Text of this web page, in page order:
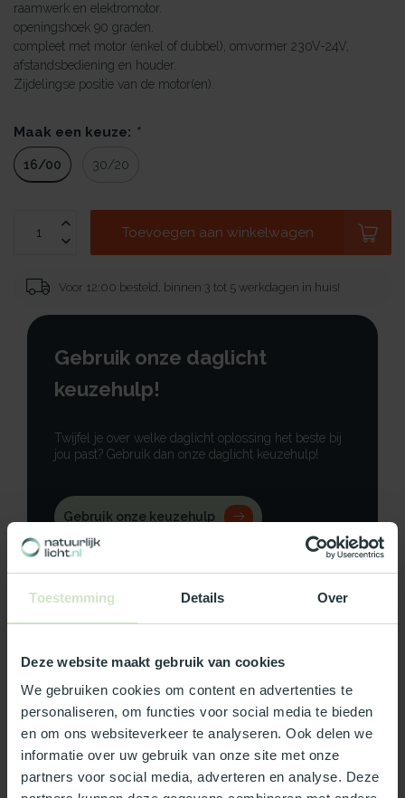
Toestemming Details Over
Deze website maakt gebruik van cookies
We gebruiken cookies om content en advertenties te
personaliseren, om functies voor social media te bieden
en om ons websiteverkeer te analyseren. Ook delen we
informatie over uw gebruik van onze site met onze
partners voor social media, adverteren en analyse. Deze
raamwerk en elektromotor.
openingshoek 90 graden.
compleet met motor (enkel of dubbel), omvormer 230V-24V,
afstandsbediening en houder.
Zijdelingse positie van de motor(en).
Maak een keuze: *
16/00 30/20
Toevoegen aan winkelwagen
Voor 12:00 besteld, binnen 3 tot 5 werkdagen in huis!
Gebruik onze daglicht
keuzehulp!
Twijfel je over welke daglicht oplossing het beste bij
jou past? Gebruik dan onze daglicht keuzehulp!
Gebruik onze keuzehulp
Productomschrijving
Specificaties